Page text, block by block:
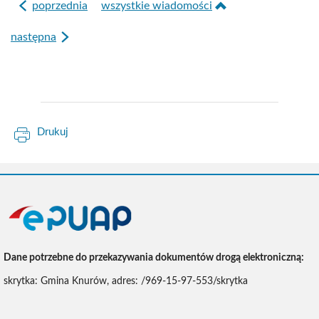
poprzednia wszystkie wiadomości
następna
Drukuj
Dane potrzebne do przekazywania dokumentów drogą elektroniczną:
skrytka: Gmina Knurów, adres: /969-15-97-553/skrytka